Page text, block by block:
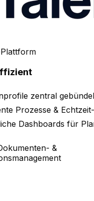
zentral
Prozesse &
Dashboards für
&